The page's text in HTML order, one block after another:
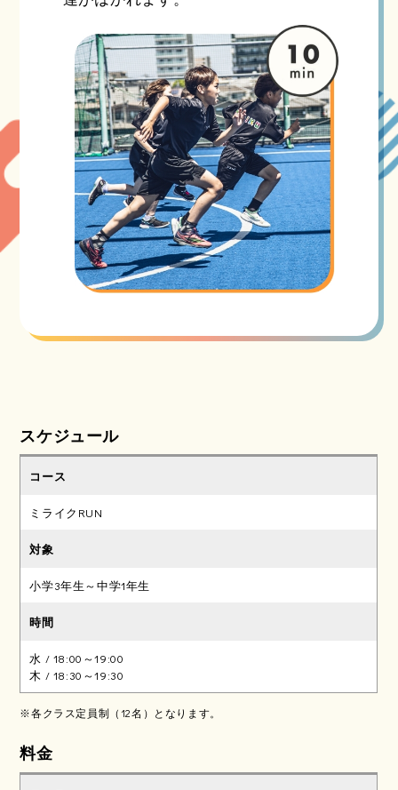
スケジュール
ミライクRUN
小学3年生～中学1年生
水 / 18:00～19:00
木 / 18:30～19:30
※各クラス定員制（12名）となります。
料金